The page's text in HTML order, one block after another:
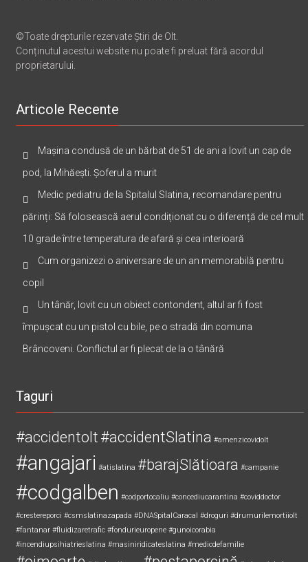
©Toate drepturile rezervate Știri de Olt.
Conținutul acestui website nu poate fi preluat fără acordul
proprietarului.
Articole Recente
Mașina condusă de un bărbat de 51 de ani a lovit un cap de
pod, la Mihăești. Șoferul a murit
Medic pediatru de la Spitalul Slatina, recomandare pentru
părinți: Să folosească aerul condiționat cu o diferență de cel mult
10 grade între temperatura de afară și cea interioară
Cum organizezi o aniversare de un an memorabilă pentru
copil
Un tânăr, lovit cu un obiect contondent, altul ar fi fost
împușcat cu un pistol cu bile, pe o stradă din comuna
Brâncoveni. Conflictul ar fi plecat de la o tânără
Taguri
#accidentolt #accidentSlatina #amenzicovidolt
#angajari #atislatina #barajSlătioara #campanie
#codgalben #codportocaliu #concediucarantina #coviddoctor
#crestereporci #csmslatinazapada #DNASpitalCaracal #droguri #drumurilemortiiolt
#fantanar #fluidizaretrafic #fondurieuropene #gunoicorabia
#incendiupsihiatrieslatina #masiniridicateslatina #medicdefamilie